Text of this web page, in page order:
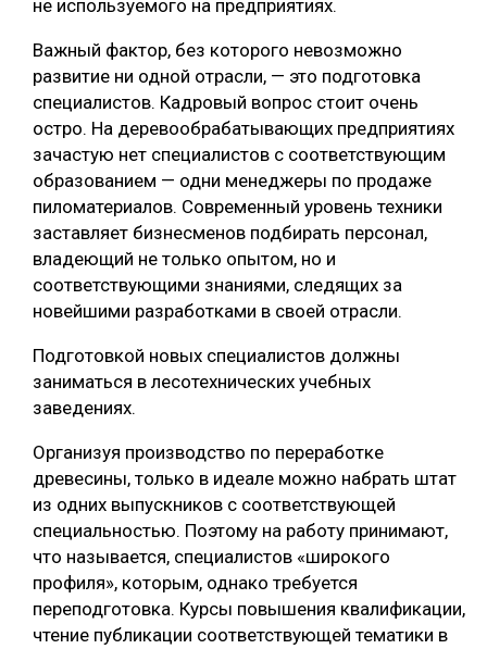
не используемого на предприятиях.
Важный фактор, без которого невозможно
развитие ни одной отрасли, — это подготовка
специалистов. Кадровый вопрос стоит очень
остро. На деревообрабатывающих предприятиях
зачастую нет специалистов с соответствующим
образованием — одни менеджеры по продаже
пиломатериалов. Современный уровень техники
заставляет бизнесменов подбирать персонал,
владеющий не только опытом, но и
соответствующими знаниями, следящих за
новейшими разработками в своей отрасли.
Подготовкой новых специалистов должны
заниматься в лесотехнических учебных
заведениях.
Организуя производство по переработке
древесины, только в идеале можно набрать штат
из одних выпускников с соответствующей
специальностью. Поэтому на работу принимают,
что называется, специалистов «широкого
профиля», которым, однако требуется
переподготовка. Курсы повышения квалификации,
чтение публикации соответствующей тематики в